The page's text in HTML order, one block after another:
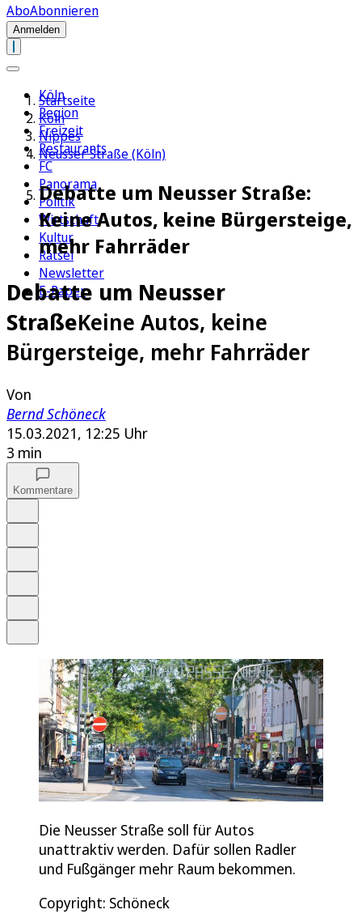
AboAbonnieren
Anmelden
Köln
Region
Freizeit
Restaurants
FC
Panorama
Politik
Wirtschaft
Kultur
Rätsel
Newsletter
E-Paper
Startseite
Köln
Nippes
Neusser Straße (Köln)
Debatte um Neusser Straße:
Keine Autos, keine Bürgersteige,
mehr Fahrräder
Debatte um Neusser
StraßeKeine Autos, keine
Bürgersteige, mehr Fahrräder
Von
Bernd Schöneck
15.03.2021, 12:25 Uhr
3 min
Kommentare
Die Neusser Straße soll für Autos
unattraktiv werden. Dafür sollen Radler
und Fußgänger mehr Raum bekommen.
Copyright: Schöneck